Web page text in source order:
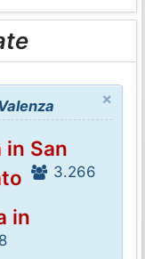
×
in San
3.266
in